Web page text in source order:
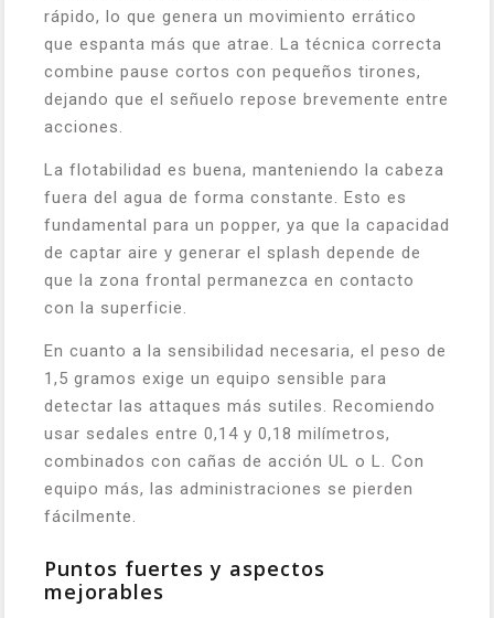
rápido, lo que genera un movimiento errático
que espanta más que atrae. La técnica correcta
combine pause cortos con pequeños tirones,
dejando que el señuelo repose brevemente entre
acciones.
La flotabilidad es buena, manteniendo la cabeza
fuera del agua de forma constante. Esto es
fundamental para un popper, ya que la capacidad
de captar aire y generar el splash depende de
que la zona frontal permanezca en contacto
con la superficie.
En cuanto a la sensibilidad necesaria, el peso de
1,5 gramos exige un equipo sensible para
detectar las attaques más sutiles. Recomiendo
usar sedales entre 0,14 y 0,18 milímetros,
combinados con cañas de acción UL o L. Con
equipo más, las administraciones se pierden
fácilmente.
Puntos fuertes y aspectos
mejorables